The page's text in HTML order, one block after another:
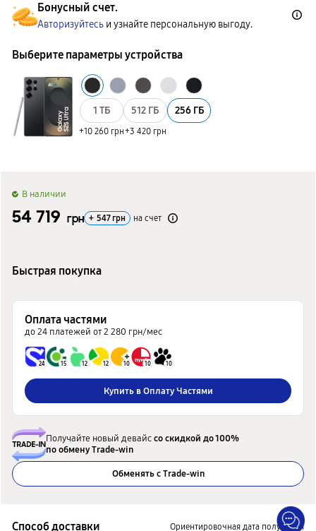
Бонусный счет.
Авторизуйтесь и узнайте персональную выгоду.
Выберите параметры устройства
1 ТБ
+10 260 грн
512 ГБ
+3 420 грн
256 ГБ
B наличии
54 719 грн + 547 грн на счет
Быстрая покупка
Оплата частями
до 24 платежей от 2 280 грн/мес
24 15 12 12 10 10 10
Купить в Оплату Частями
Получайте новый девайссо скидкой до 100%
по обмену Trade-win
Обменять с Trade-win
Способ доставки Ориентировочная дата получения